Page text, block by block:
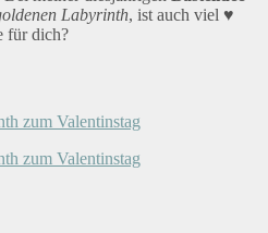
Labyrinth, ist auch viel ♥
für dich?